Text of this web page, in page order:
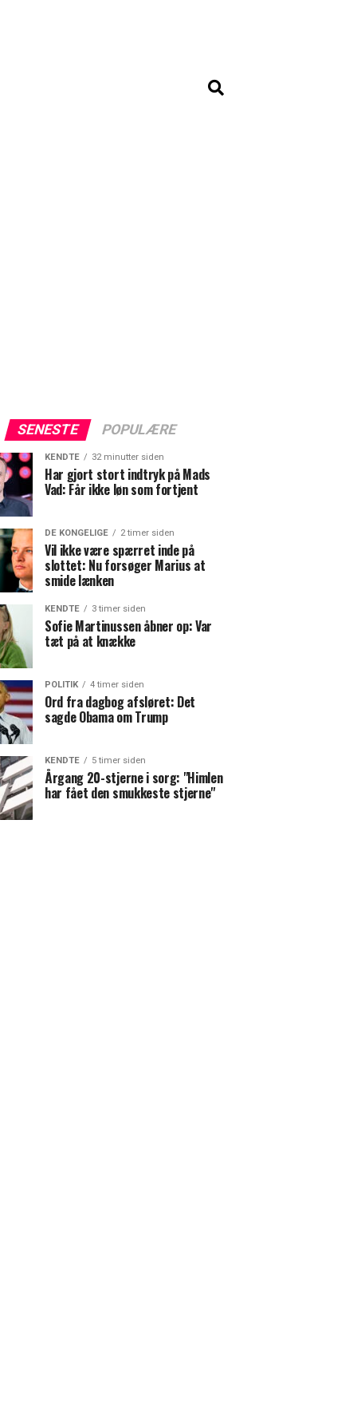
SENESTE POPULÆRE
KENDTE 32 minutter siden
Har gjort stort indtryk på Mads
Vad: Får ikke løn som fortjent
DE KONGELIGE 2 timer siden
Vil ikke være spærret inde på
slottet: Nu forsøger Marius at
smide lænken
KENDTE 3 timer siden
Sofie Martinussen åbner op: Var
tæt på at knække
POLITIK 4 timer siden
Ord fra dagbog afsløret: Det
sagde Obama om Trump
KENDTE 5 timer siden
Årgang 20-stjerne i sorg: "Himlen
har fået den smukkeste stjerne"